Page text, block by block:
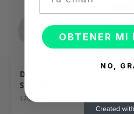
DOLCE & GABBANA PORTOFINO
SNEAKER AZULES BLANCAS
179,90
OBTENER MI
NO,